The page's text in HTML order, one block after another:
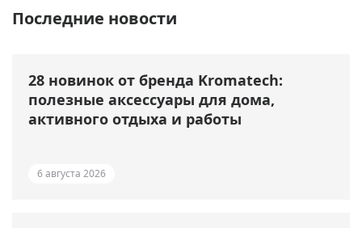
Последние новости
28 новинок от бренда Kromatech:
полезные аксессуары для дома,
активного отдыха и работы
6 августа 2026